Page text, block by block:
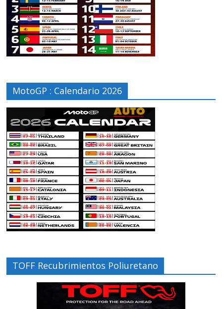
MotoGP : Calendario 2026
TOFF Recubrimientos Poliuretano